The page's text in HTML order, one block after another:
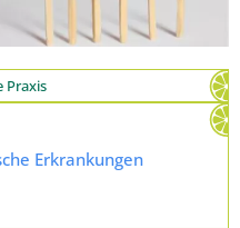
Praxis
Erkrankungen